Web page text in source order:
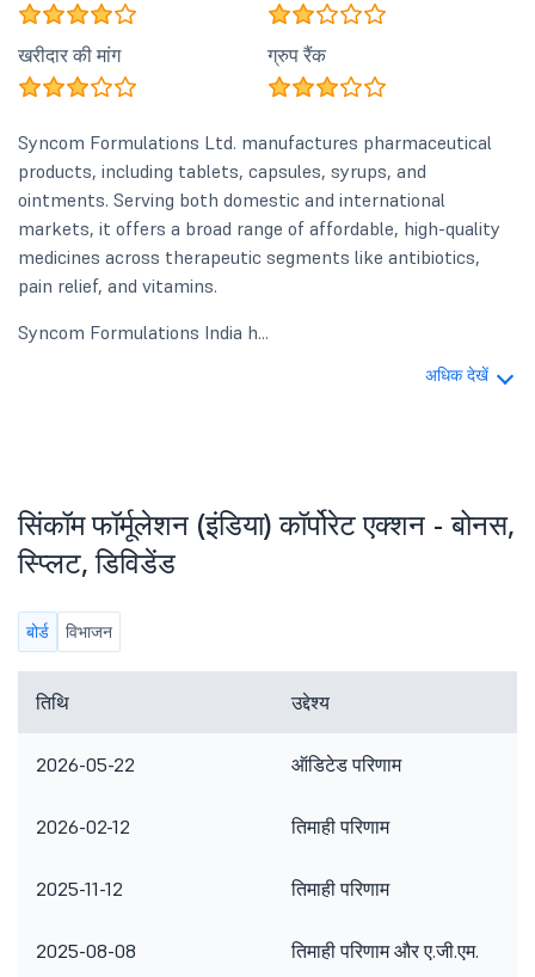
खरीदार की मांग ग्रुप रैंक
Syncom Formulations Ltd. manufactures pharmaceutical
products, including tablets, capsules, syrups, and
ointments. Serving both domestic and international
markets, it offers a broad range of affordable, high-quality
medicines across therapeutic segments like antibiotics,
pain relief, and vitamins.
Syncom Formulations India h...
अधिक देखें
सिंकॉम फॉर्मूलेशन (इंडिया) कॉर्पोरेट एक्शन - बोनस,
स्प्लिट, डिविडेंड
बोर्ड विभाजन
तिथि उद्देश्य
2026-05-22 ऑडिटेड परिणाम
2026-02-12 तिमाही परिणाम
2025-11-12 तिमाही परिणाम
2025-08-08 तिमाही परिणाम और ए.जी.एम.